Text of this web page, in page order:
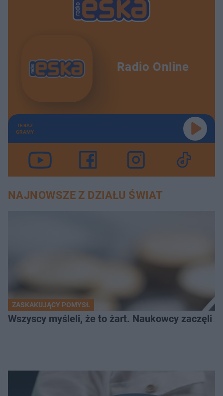
Radio Online
TERAZ
GRAMY
NAJNOWSZE Z DZIAŁU ŚWIAT
ZASKAKUJĄCY POMYSŁ
Wszyscy myśleli, że to żart. Naukowcy zaczęli